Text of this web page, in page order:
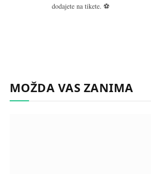
dodajete na tikete. ⚽
MOŽDA VAS ZANIMA